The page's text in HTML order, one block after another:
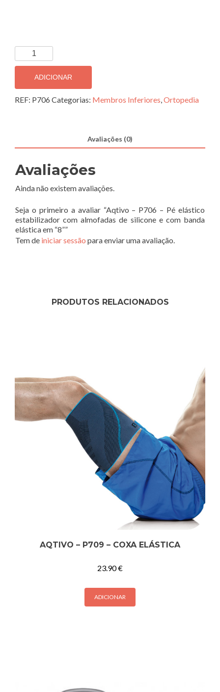
Quantidade
de
Aqtivo
-
P706
estabilizador
almofadas
silicone
com
banda
elástica
ADICIONAR
REF: P706 Categorias: Membros Inferiores,Ortopedia
Avaliações (0)
Avaliações
Ainda não existem avaliações.
Seja o primeiro a avaliar “Aqtivo – P706 – Pé elástico
estabilizador com almofadas de silicone e com banda
elástica em “8””
Tem de iniciar sessão para enviar uma avaliação.
PRODUTOS RELACIONADOS
AQTIVO – P709 – COXA ELÁSTICA
23.90€
ADICIONAR